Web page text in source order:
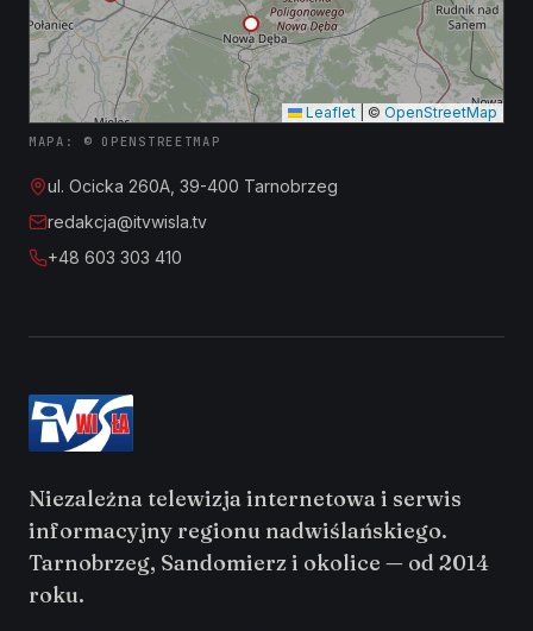
Leaflet © OpenStreetMap
MAPA: © OPENSTREETMAP
ul. Ocicka 260A, 39-400 Tarnobrzeg
redakcja@itvwisla.tv
+48 603 303 410
Niezależna telewizja internetowa i serwis
informacyjny regionu nadwiślańskiego.
Tarnobrzeg, Sandomierz i okolice — od 2014
roku.